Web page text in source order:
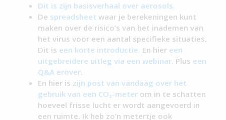
Dit is zijn basisverhaal over aerosols.
De spreadsheet waar je berekeningen kunt
maken over de risico’s van het inademen van
het virus voor een aantal specifieke situaties.
Dit is een korte introductie. En hier een
uitgebreidere uitleg via een webinar. Plus een
Q&A erover.
En hier is zijn post van vandaag over het
gebruik van een CO₂-meter om in te schatten
hoeveel frisse lucht er wordt aangevoerd in
een ruimte. Ik heb zo’n metertje ook